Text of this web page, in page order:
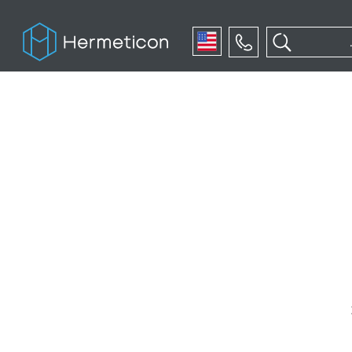
English